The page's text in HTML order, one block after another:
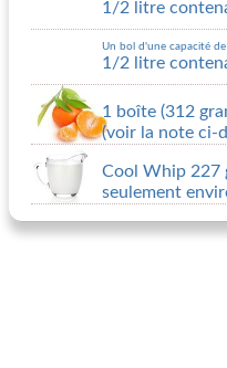
1/2 litre
Un bol d'une capacité de
1/2 litre
1 boîte (312
(voir la note ci-
Cool Whip 227
seulement